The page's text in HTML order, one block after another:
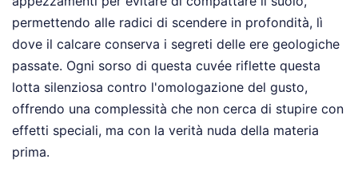
permettendo alle radici di scendere in profondità, lì
dove il calcare conserva i segreti delle ere geologiche
passate. Ogni sorso di questa cuvée riflette questa
lotta silenziosa contro l'omologazione del gusto,
offrendo una complessità che non cerca di stupire con
effetti speciali, ma con la verità nuda della materia
prima.